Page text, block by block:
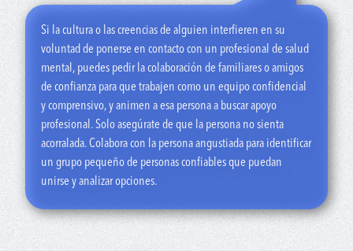
“Es razonable tener estas inquietudes. Puedes intentar buscar
un médico que comparta tus orígenes. También puedes
preguntarle a un médico sobre su experiencia en el trabajo
con personas de otras culturas y si se ha capacitado en
competencia cultural”.
“Cuando empieces a hablar con alguien, pregúntale si está
dispuesto a incorporar tus costumbres o creencias culturales o
espirituales en la terapia. Si no te da resultado, puedes buscar
otro médico”.
Si la cultura o las creencias de alguien interfieren en su
voluntad de ponerse en contacto con un profesional de salud
mental, puedes pedir la colaboración de familiares o amigos
de confianza para que trabajen como un equipo confidencial
y comprensivo, y animen a esa persona a buscar apoyo
profesional. Solo asegúrate de que la persona no sienta
acorralada. Colabora con la persona angustiada para identificar
un grupo pequeño de personas confiables que puedan
unirse y analizar opciones.